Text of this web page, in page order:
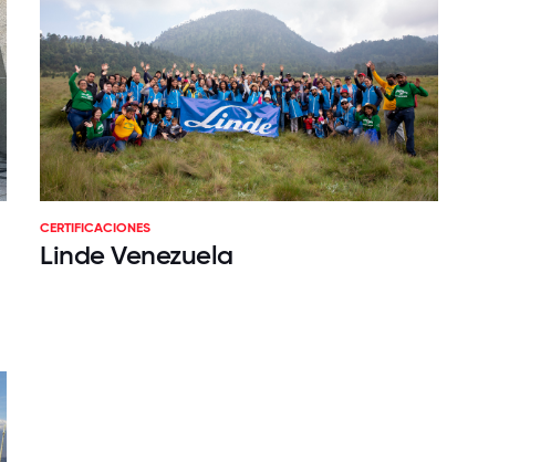
CERTIFICACIONES
Linde Venezuela